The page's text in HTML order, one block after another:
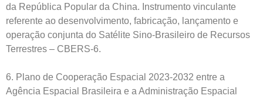
da República Popular da China. Instrumento vinculante
referente ao desenvolvimento, fabricação, lançamento e
operação conjunta do Satélite Sino-Brasileiro de Recursos
Terrestres – CBERS-6.
6. Plano de Cooperação Espacial 2023-2032 entre a
Agência Espacial Brasileira e a Administração Espacial